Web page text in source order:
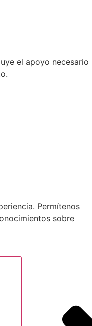
el apoyo necesario
Permítenos
sobre